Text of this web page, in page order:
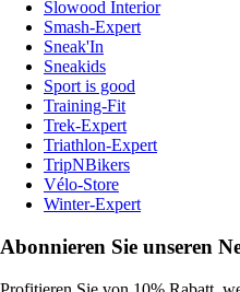
Slowood Interior
Smash-Expert
Sneak'In
Sneakids
Sport is good
Training-Fit
Trek-Expert
Triathlon-Expert
TripNBikers
Vélo-Store
Winter-Expert
Abonnieren Sie unseren